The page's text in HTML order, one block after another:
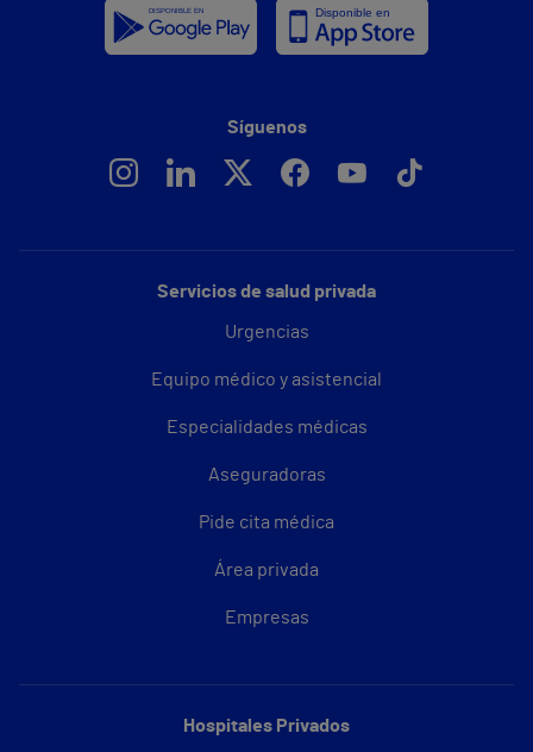
Servicios de salud privada
Urgencias
Equipo médico y asistencial
Especialidades médicas
Aseguradoras
Pide cita médica
Área privada
Empresas
Hospitales Privados
Síguenos